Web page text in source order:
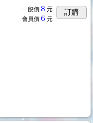
一般價 8 元
會員價 6 元
訂購